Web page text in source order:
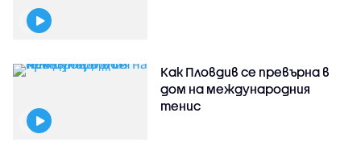
Как Пловдив се превърна в
дом на международния
тенис